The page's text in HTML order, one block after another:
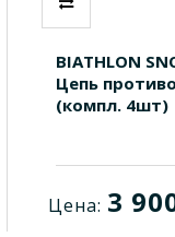
BIATHLON
Цепь
(компл. 4шт)
Цена: 3